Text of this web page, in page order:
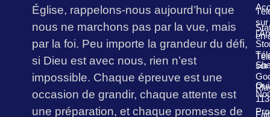
Église, rappelons-nous aujourd’hui que
nous ne marchons pas par la vue, mais
par la foi. Peu importe la grandeur du défi,
si Dieu est avec nous, rien n’est
impossible. Chaque épreuve est une
occasion de grandir, chaque attente est
une préparation, et chaque promesse de
en
sur
sur